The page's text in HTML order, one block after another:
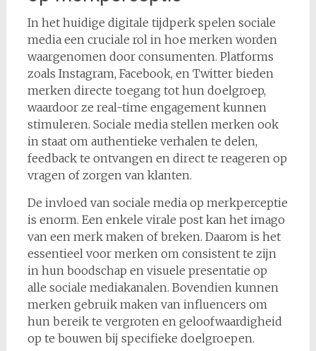
In het huidige digitale tijdperk spelen sociale
media een cruciale rol in hoe merken worden
waargenomen door consumenten. Platforms
zoals Instagram, Facebook, en Twitter bieden
merken directe toegang tot hun doelgroep,
waardoor ze real-time engagement kunnen
stimuleren. Sociale media stellen merken ook
in staat om authentieke verhalen te delen,
feedback te ontvangen en direct te reageren op
vragen of zorgen van klanten.
De invloed van sociale media op merkperceptie
is enorm. Een enkele virale post kan het imago
van een merk maken of breken. Daarom is het
essentieel voor merken om consistent te zijn
in hun boodschap en visuele presentatie op
alle sociale mediakanalen. Bovendien kunnen
merken gebruik maken van influencers om
hun bereik te vergroten en geloofwaardigheid
op te bouwen bij specifieke doelgroepen.